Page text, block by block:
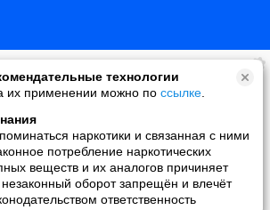
технологии
их применении можно по ссылке
наркотики и связанная с ними
потребление наркотических
веществ и их аналогов причиняет
оборот запрещён и влечёт
ответственность